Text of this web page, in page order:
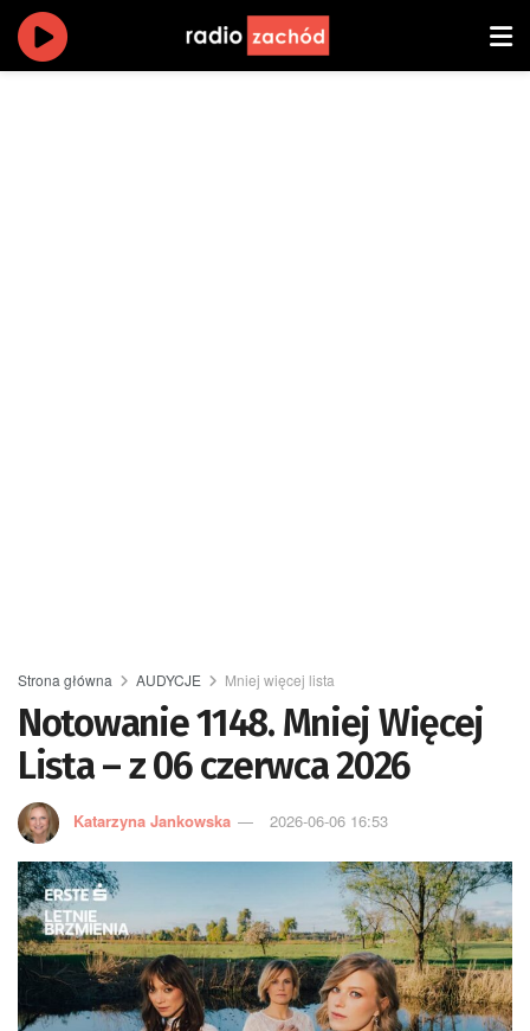
Strona główna AUDYCJE Mniej więcej lista
Notowanie 1148. Mniej Więcej
Lista – z 06 czerwca 2026
Katarzyna Jankowska 2026-06-06 16:53